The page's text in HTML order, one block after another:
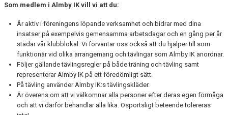
Som medlem i Almby IK vill vi att du:
Är aktiv i föreningens löpande verksamhet och bidrar med dina
insatser på exempelvis gemensamma arbetsdagar och en gång per år
städar vår klubblokal. Vi förväntar oss också att du hjälper till som
funktionär vid olika arrangemang och tävlingar som Almby IK anordnar.
Följer gällande tävlingsregler på både träning och tävling samt
representerar Almby IK på ett föredömligt sätt.
På tävling använder Almby IK:s tävlingskläder.
Är överens om att vi välkomnar alla personer efter deras egen förmåga
och att vi därför behandlar alla lika. Osportsligt beteende tolereras